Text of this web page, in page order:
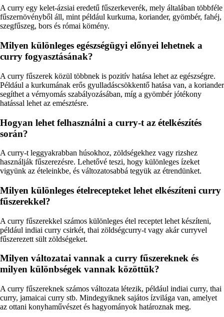
A curry egy kelet-ázsiai eredetű fűszerkeverék, mely általában többféle
fűszernövényből áll, mint például kurkuma, koriander, gyömbér, fahéj,
szegfűszeg, bors és római kömény.
Milyen különleges egészségügyi előnyei lehetnek a
curry fogyasztásának?
A curry fűszerek közül többnek is pozitív hatása lehet az egészségre.
Például a kurkumának erős gyulladáscsökkentő hatása van, a koriander
segíthet a vérnyomás szabályozásában, míg a gyömbér jótékony
hatással lehet az emésztésre.
Hogyan lehet felhasználni a curry-t az ételkészítés
során?
A curry-t leggyakrabban húsokhoz, zöldségekhez vagy rizshez
használják fűszerezésre. Lehetővé teszi, hogy különleges ízeket
vigyünk az ételeinkbe, és változatosabbá tegyük az étrendünket.
Milyen különleges ételrecepteket lehet elkészíteni curry
fűszerekkel?
A curry fűszerekkel számos különleges étel receptet lehet készíteni,
például indiai curry csirkét, thai zöldségcurry-t vagy akár curryvel
fűszerezett sült zöldségeket.
Milyen változatai vannak a curry fűszereknek és
milyen különbségek vannak közöttük?
A curry fűszereknek számos változata létezik, például indiai curry, thai
curry, jamaicai curry stb. Mindegyiknek sajátos ízvilága van, amelyet
az ottani konyhaművészet és hagyományok határoznak meg.